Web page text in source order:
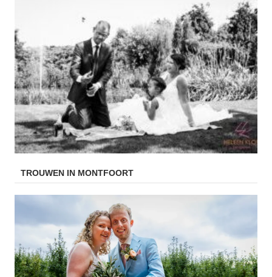
TROUWEN IN MONTFOORT